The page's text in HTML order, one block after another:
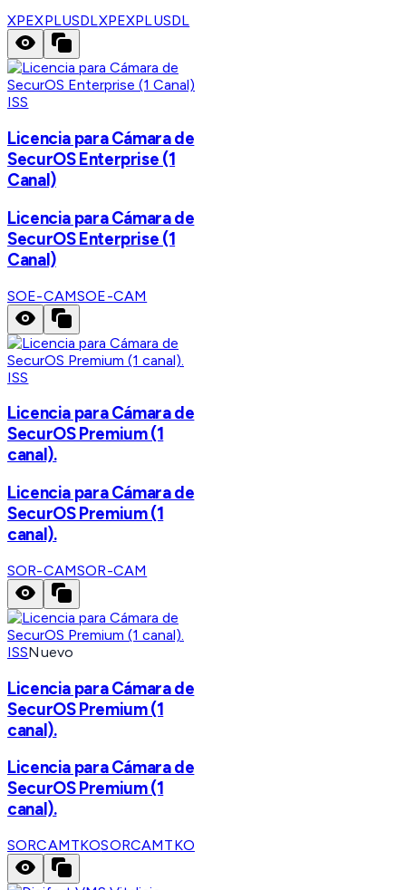
XPEXPLUSDLXPEXPLUSDL
ISS
Licencia para Cámara de
SecurOS Enterprise (1
Canal)
Licencia para Cámara de
SecurOS Enterprise (1
Canal)
SOE-CAMSOE-CAM
ISS
Licencia para Cámara de
SecurOS Premium (1
canal).
Licencia para Cámara de
SecurOS Premium (1
canal).
SOR-CAMSOR-CAM
ISSNuevo
Licencia para Cámara de
SecurOS Premium (1
canal).
Licencia para Cámara de
SecurOS Premium (1
canal).
SORCAMTKOSORCAMTKO